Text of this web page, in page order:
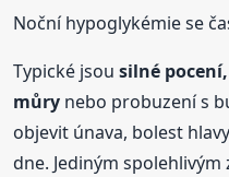
Noční hypoglykémie se
Typické jsousilné pocení
můry nebo probuzení s
objevit únava, bolest
dne. Jediným